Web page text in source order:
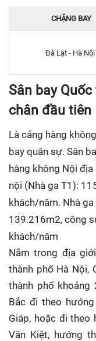
CHẶNG BAY
Đà Lạt - Hà Nội
Sân bay
chân đầu tiên
Là cảng hàng
bay quân sự. Sân
hàng không Nội địa
nội (Nhà ga T1):
khách/năm. Nhà
139.216m2, công
khách/năm
Nằm trong địa
thành phố Hà Nội,
thành phố
Bắc đi theo
Giáp, hoặc đi theo
Văn Kiệt, hướng